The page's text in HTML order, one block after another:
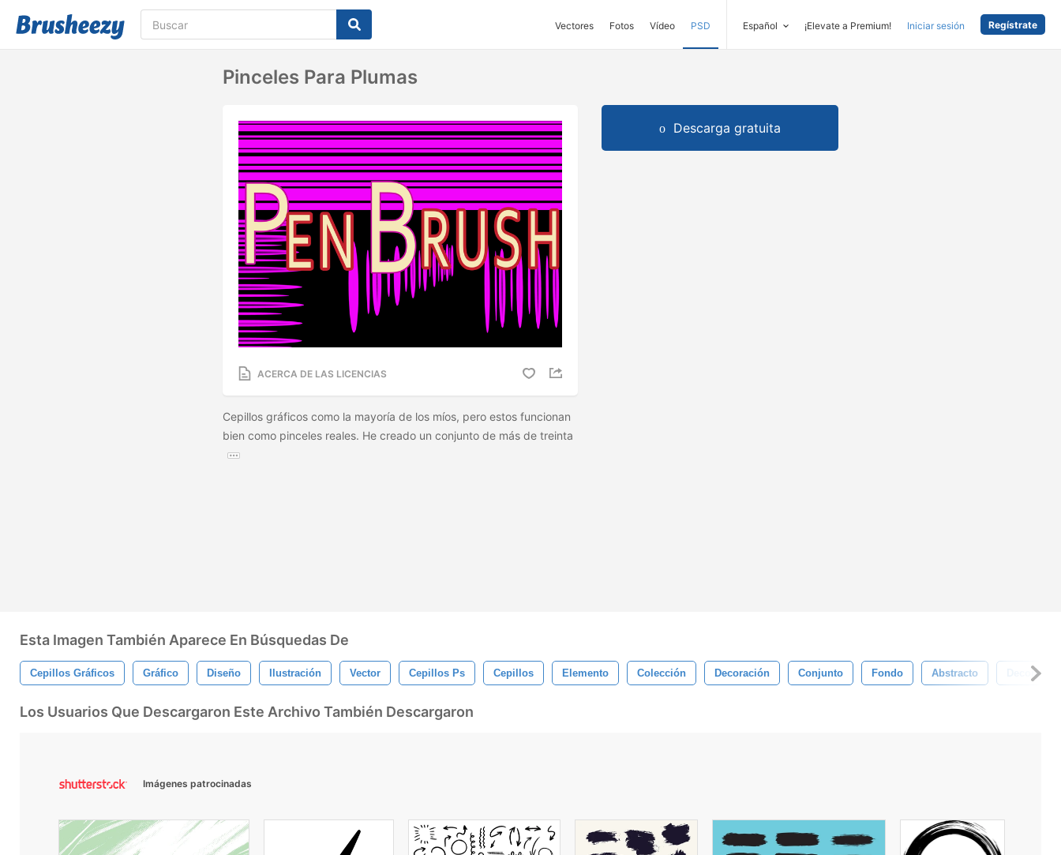
Vectores Fotos Vídeo PSD Español ¡Elevate a Premium! Iniciar sesión Regístrate
Pinceles Para Plumas
ACERCA DE LAS LICENCIAS
Cepillos gráficos como la mayoría de los míos, pero estos funcionan
bien como pinceles reales. He creado un conjunto de más de treinta
Descarga gratuita
Esta Imagen También Aparece En Búsquedas De
Cepillos Gráficos Gráfico Diseño Ilustración Vector Cepillos Ps Cepillos Elemento Colección Decoración Conjunto Fondo Abstracto Decorativo
Los Usuarios Que Descargaron Este Archivo También Descargaron
Imágenes patrocinadas